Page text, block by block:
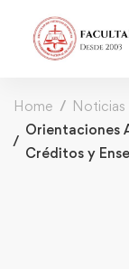
Home Noticias
Orientaciones
Créditos y